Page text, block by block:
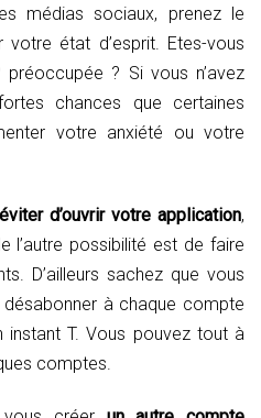
médias sociaux, prenez le
état d’esprit. Etes-vous
? Si vous n’avez
chances que certaines
votre anxiété ou votre
d’ouvrir votre application,
l’autre possibilité est de faire
D’ailleurs sachez que vous
à chaque compte
instant T. Vous pouvez tout à
comptes.